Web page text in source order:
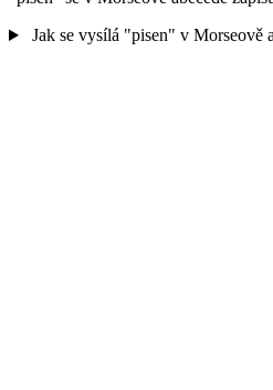
Jak se vysílá "pisen" v Morseově